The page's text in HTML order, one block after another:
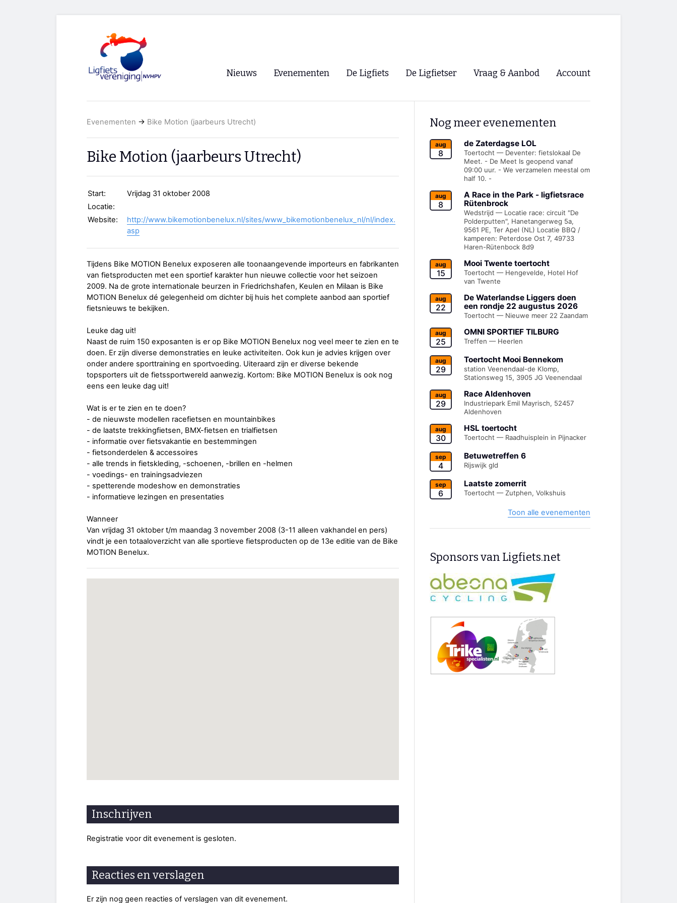
Nieuws
RSS
Evenementen
WK Ligfietsen 2026
Oliebollentocht
De Ligfiets De Ligfietser
Ligfietsvereninging NVHPV
Lokale Fietsverenigingen
EHPVA & EuSupino 🡺
Forum ligfietsers.nl 🡺
Vraag & Aanbod Account
Registreren
Evenementen → Bike Motion (jaarbeurs Utrecht)
Bike Motion (jaarbeurs Utrecht)
Start:
Vrijdag 31 oktober 2008
Locatie:
Website:
http://www.bikemotionbenelux.nl/sites/www_bikemotionbenelux_nl/nl/index.
asp
Tijdens Bike MOTION Benelux exposeren alle toonaangevende importeurs en fabrikanten
van fietsproducten met een sportief karakter hun nieuwe collectie voor het seizoen
2009. Na de grote internationale beurzen in Friedrichshafen, Keulen en Milaan is Bike
MOTION Benelux dé gelegenheid om dichter bij huis het complete aanbod aan sportief
fietsnieuws te bekijken.
Leuke dag uit!
Naast de ruim 150 exposanten is er op Bike MOTION Benelux nog veel meer te zien en te
doen. Er zijn diverse demonstraties en leuke activiteiten. Ook kun je advies krijgen over
onder andere sporttraining en sportvoeding. Uiteraard zijn er diverse bekende
topsporters uit de fietssportwereld aanwezig. Kortom: Bike MOTION Benelux is ook nog
eens een leuke dag uit!
Wat is er te zien en te doen?
- de nieuwste modellen racefietsen en mountainbikes
- de laatste trekkingfietsen, BMX-fietsen en trialfietsen
- informatie over fietsvakantie en bestemmingen
- fietsonderdelen & accessoires
- alle trends in fietskleding, -schoenen, -brillen en -helmen
- voedings- en trainingsadviezen
- spetterende modeshow en demonstraties
- informatieve lezingen en presentaties
Wanneer
Van vrijdag 31 oktober t/m maandag 3 november 2008 (3-11 alleen vakhandel en pers)
vindt je een totaaloverzicht van alle sportieve fietsproducten op de 13e editie van de Bike
MOTION Benelux.
Inschrijven
Registratie voor dit evenement is gesloten.
Reacties en verslagen
Er zijn nog geen reacties of verslagen van dit evenement.
Nog meer evenementen
aug
8
de Zaterdagse LOL
Toertocht — Deventer: fietslokaal De
Meet. - De Meet Is geopend vanaf
09:00 uur. - We verzamelen meestal om
half 10. -
aug
8
A Race in the Park - ligfietsrace
Rütenbrock
Wedstrijd — Locatie race: circuit "De
Polderputten", Hanetangerweg 5a,
9561 PE, Ter Apel (NL) Locatie BBQ /
kamperen: Peterdose Ost 7, 49733
Haren-Rütenbock 8d9
aug
15
Mooi Twente toertocht
Toertocht — Hengevelde, Hotel Hof
van Twente
aug
22
De Waterlandse Liggers doen
een rondje 22 augustus 2026
Toertocht — Nieuwe meer 22 Zaandam
aug
25
OMNI SPORTIEF TILBURG
Treffen — Heerlen
aug
29
Toertocht Mooi Bennekom
station Veenendaal-de Klomp,
Stationsweg 15, 3905 JG Veenendaal
aug
29
Race Aldenhoven
Industriepark Emil Mayrisch, 52457
Aldenhoven
aug
30
HSL toertocht
Toertocht — Raadhuisplein in Pijnacker
sep
4
Betuwetreffen 6
Rijswijk gld
sep
6
Laatste zomerrit
Toertocht — Zutphen, Volkshuis
Toon alle evenementen
Sponsors van Ligfiets.net